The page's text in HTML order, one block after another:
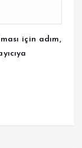
için adım,